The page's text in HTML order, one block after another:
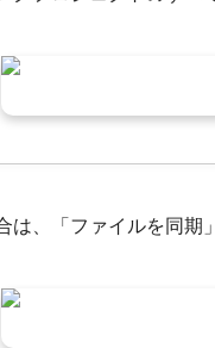
、「ファイルを同期